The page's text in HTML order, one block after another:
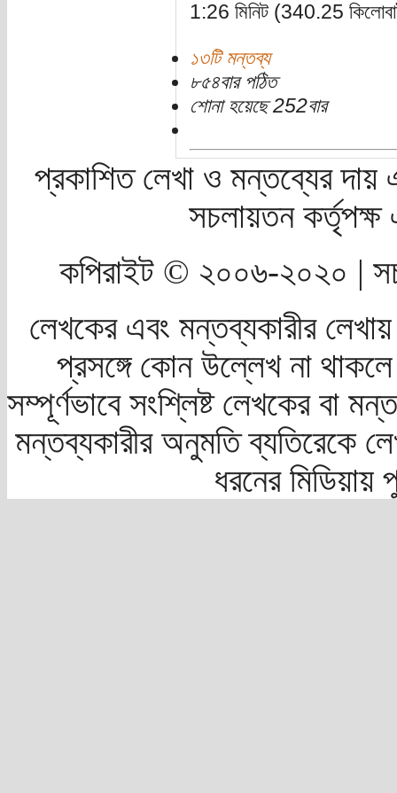
1:26 মিনিট (340.25
১৩টি মন্তব্য
৮৫৪বার পঠিত
শোনা হয়েছে 252বার
প্রকাশিত লেখা ও মন্তব্যের দায়
সচলায়তন
কপিরাইট © ২০০৬-২০২০ |
লেখকের এবং মন্তব্যকারীর
প্রসঙ্গে কোন উল্লেখ না
সম্পূর্ণভাবে সংশ্লিষ্ট লেখকের বা
মন্তব্যকারীর অনুমতি ব্যতিরেকে
ধরনের মিডিয়ায়